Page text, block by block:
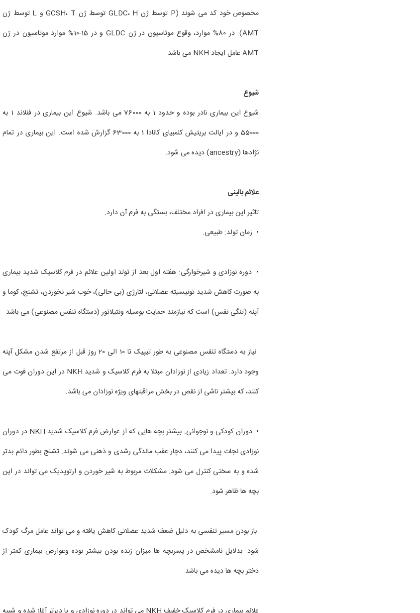
مخصوص خود کد می شوند (P توسط ژن GLDC، H توسط ژن GCSH، T و L توسط ژن
AMT). در 80% موارد، وقوع موتاسیون در ژن GLDC و در 15-10% موارد موتاسیون در ژن
AMT عامل ایجاد NKH می باشد.
شیوع
شیوع این بیماری نادر بوده و حدود 1 به 76000 می باشد. شیوع این بیماری در فنلاند 1 به
55000 و در ایالت بریتیش کلمبیای کانادا 1 به 63000 گزارش شده است. این بیماری در تمام
نژادها (ancestry) دیده می شود.
علائم بالینی
تاثیر این بیماری در افراد مختلف، بستگی به فرم آن دارد.
• زمان تولد: طبیعی.
• دوره نوزادی و شیرخوارگی: هفته اول بعد از تولد اولین علائم در فرم کلاسیک شدید بیماری
به صورت کاهش شدید تونیسیته عضلانی، لتارژی (بی حالی)، خوب شیر نخوردن، تشنج، کوما و
آپنه (تنگی نفس) است که نیازمند حمایت بوسیله ونتیلاتور (دستگاه تنفس مصنوعی) می باشد.
نیاز به دستگاه تنفس مصنوعی به طور تیپیک تا 10 الی 20 روز قبل از مرتفع شدن مشکل آپنه
وجود دارد. تعداد زیادی از نوزادان مبتلا به فرم کلاسیک و شدید NKH در این دوران فوت می
کنند، که بیشتر ناشی از نقص در بخش مراقبتهای ویژه نوزادان می باشد.
• دوران کودکی و نوجوانی: بیشتر بچه هایی که از عوارض فرم کلاسیک شدید NKH در دوران
نوزادی نجات پیدا می کنند، دچار عقب ماندگی رشدی و ذهنی می شوند. تشنج بطور دائم بدتر
شده و به سختی کنترل می شود. مشکلات مربوط به شیر خوردن و ارتوپدیک می تواند در این
بچه ها ظاهر شود.
باز بودن مسیر تنفسی به دلیل ضعف شدید عضلانی کاهش یافته و می تواند عامل مرگ کودک
شود. بدلایل نامشخص در پسربچه ها میزان زنده بودن بیشتر بوده وعوارض بیماری کمتر از
دختر بچه ها دیده می باشد.